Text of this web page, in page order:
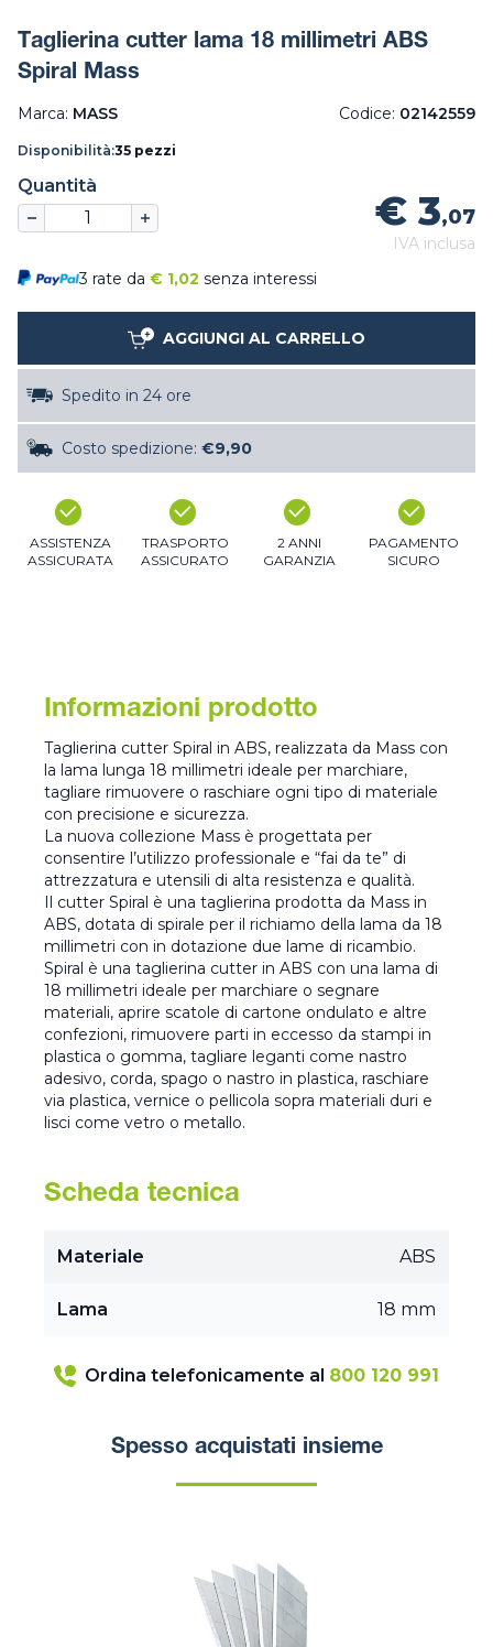
Taglierina cutter lama 18 millimetri ABS
Spiral Mass
Marca: MASS Codice: 02142559
Disponibilità:35 pezzi
Quantità
€ 3,07
IVA inclusa
3 rate da € 1,02 senza interessi
AGGIUNGI AL CARRELLO
Spedito in 24 ore
Costo spedizione: €9,90
ASSISTENZA
ASSICURATA
TRASPORTO
ASSICURATO
2 ANNI
GARANZIA
PAGAMENTO
SICURO
Informazioni prodotto
Taglierina cutter Spiral in ABS, realizzata da Mass con
la lama lunga 18 millimetri ideale per marchiare,
tagliare rimuovere o raschiare ogni tipo di materiale
con precisione e sicurezza.
La nuova collezione Mass è progettata per
consentire l’utilizzo professionale e “fai da te” di
attrezzatura e utensili di alta resistenza e qualità.
Il cutter Spiral è una taglierina prodotta da Mass in
ABS, dotata di spirale per il richiamo della lama da 18
millimetri con in dotazione due lame di ricambio.
Spiral è una taglierina cutter in ABS con una lama di
18 millimetri ideale per marchiare o segnare
materiali, aprire scatole di cartone ondulato e altre
confezioni, rimuovere parti in eccesso da stampi in
plastica o gomma, tagliare leganti come nastro
adesivo, corda, spago o nastro in plastica, raschiare
via plastica, vernice o pellicola sopra materiali duri e
lisci come vetro o metallo.
Scheda tecnica
Materiale ABS
Lama 18 mm
Ordina telefonicamente al 800 120 991
Spesso acquistati insieme